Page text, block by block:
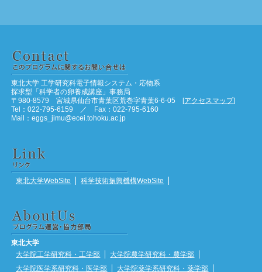
東北大学 工学研究科電子情報システム・応物系
探求型「科学者の卵養成講座」事務局
〒980-8579 宮城県仙台市青葉区荒巻字青葉6-6-05 [アクセスマップ]
Tel：022-795-6159 ／ Fax：022-795-6160
Mail：eggs_jimu@ecei.tohoku.ac.jp
東北大学WebSite 科学技術振興機構WebSite
東北大学
大学院工学研究科・工学部
大学院農学研究科・農学部
大学院医学系研究科・医学部
大学院薬学系研究科・薬学部